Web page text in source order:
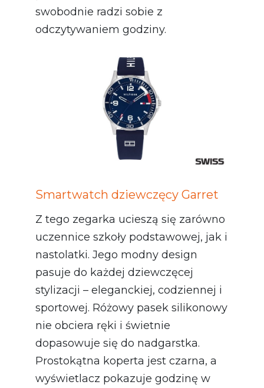
swobodnie radzi sobie z
odczytywaniem godziny.
Smartwatch dziewczęcy Garret
Z tego zegarka ucieszą się zarówno
uczennice szkoły podstawowej, jak i
nastolatki. Jego modny design
pasuje do każdej dziewczęcej
stylizacji – eleganckiej, codziennej i
sportowej. Różowy pasek silikonowy
nie obciera ręki i świetnie
dopasowuje się do nadgarstka.
Prostokątna koperta jest czarna, a
wyświetlacz pokazuje godzinę w